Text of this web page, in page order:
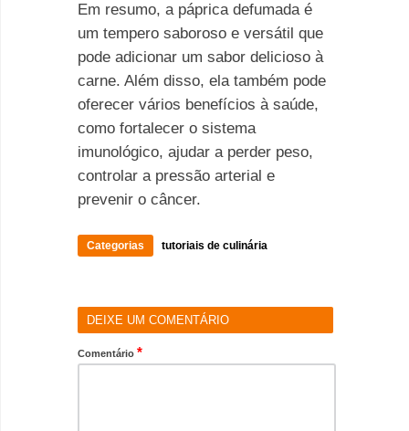
Em resumo, a páprica defumada é
um tempero saboroso e versátil que
pode adicionar um sabor delicioso à
carne. Além disso, ela também pode
oferecer vários benefícios à saúde,
como fortalecer o sistema
imunológico, ajudar a perder peso,
controlar a pressão arterial e
prevenir o câncer.
Categorias tutoriais de culinária
DEIXE UM COMENTÁRIO
Comentário *